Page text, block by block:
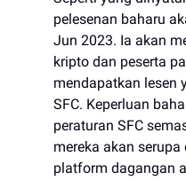
pelesenan baharu
Jun 2023. Ia akan
kripto dan peserta
mendapatkan lesen
SFC. Keperluan
peraturan SFC
mereka akan
platform dagangan